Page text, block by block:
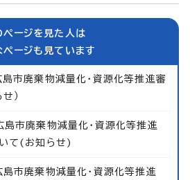
ページを見た人は
ページも見ています
市廃棄物減量化・資源化等推進審
）
市廃棄物減量化・資源化等推進
て(お知らせ)
市廃棄物減量化・資源化等推進